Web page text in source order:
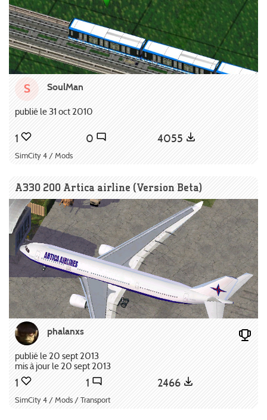
S SoulMan
publié le 31 oct 2010
1 0 4055
SimCity 4 / Mods
A330 200 Artica airline (Version Beta)
phalanxs
publié le 20 sept 2013
mis à jour le 20 sept 2013
1 1 2466
SimCity 4 / Mods / Transport